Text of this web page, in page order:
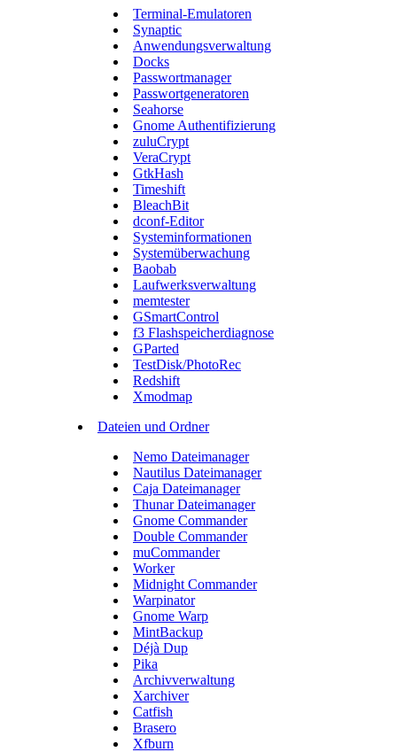
Terminal-Emulatoren
Synaptic
Anwendungsverwaltung
Docks
Passwortmanager
Passwortgeneratoren
Seahorse
Gnome Authentifizierung
zuluCrypt
VeraCrypt
GtkHash
Timeshift
BleachBit
dconf-Editor
Systeminformationen
Systemüberwachung
Baobab
Laufwerksverwaltung
memtester
GSmartControl
f3 Flashspeicherdiagnose
GParted
TestDisk/PhotoRec
Redshift
Xmodmap
Dateien und Ordner
Nemo Dateimanager
Nautilus Dateimanager
Caja Dateimanager
Thunar Dateimanager
Gnome Commander
Double Commander
muCommander
Worker
Midnight Commander
Warpinator
Gnome Warp
MintBackup
Déjà Dup
Pika
Archivverwaltung
Xarchiver
Catfish
Brasero
Xfburn